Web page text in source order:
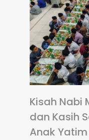
Kisah Nabi
dan Kasih
Anak Yatim